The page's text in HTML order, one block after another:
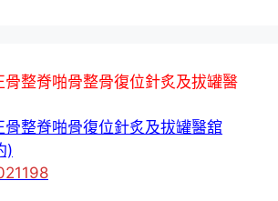
骨整脊啪骨整骨復位針炙及拔罐醫
骨整脊啪骨復位針炙及拔罐醫舘
)